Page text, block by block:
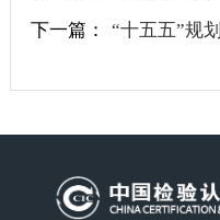
下一篇：
“十五五”规